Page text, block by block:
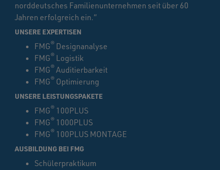
norddeutsches Familienunternehmen seit über 60
Jahren erfolgreich ein.“
UNSERE EXPERTISEN
FMG® Designanalyse
FMG® Logistik
FMG® Auditierbarkeit
FMG® Optimierung
UNSERE LEISTUNGSPAKETE
FMG® 100PLUS
FMG® 1000PLUS
FMG® 100PLUS MONTAGE
AUSBILDUNG BEI FMG
Schülerpraktikum